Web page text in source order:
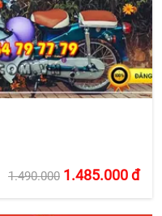
1.490.000 1.485.000đ